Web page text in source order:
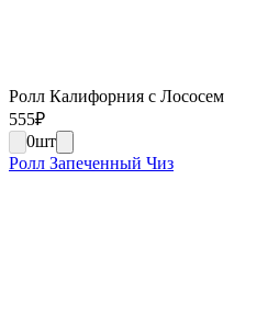
Ролл Калифорния с Лососем
555₽
0шт
Ролл Запеченный Чиз